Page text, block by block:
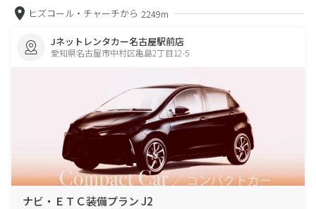
ヒズコール・チャーチから 2249m
Jネットレンタカー名古屋駅前店
愛知県名古屋市中村区亀島2丁目12-5
ナビ・ＥＴＣ装備プラン J2